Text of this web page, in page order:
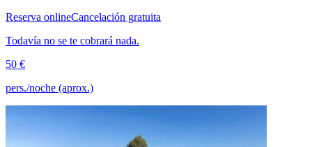
Reserva onlineCancelación gratuita
Todavía no se te cobrará nada.
50 €
pers./noche (aprox.)